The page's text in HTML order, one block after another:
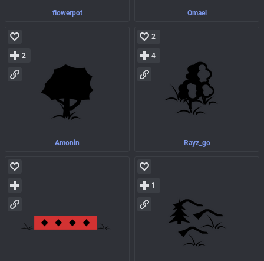
flowerpot Omael
Amonin
2
Rayz_go
2
4
1